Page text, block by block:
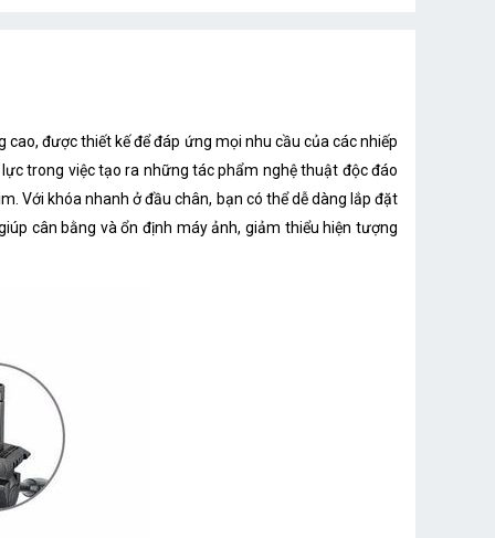
được thiết kế để đáp ứng mọi nhu cầu của các nhiếp
trong việc tạo ra những tác phẩm nghệ thuật độc đáo
Với khóa nhanh ở đầu chân, bạn có thể dễ dàng lắp đặt
cân bằng và ổn định máy ảnh, giảm thiểu hiện tượng